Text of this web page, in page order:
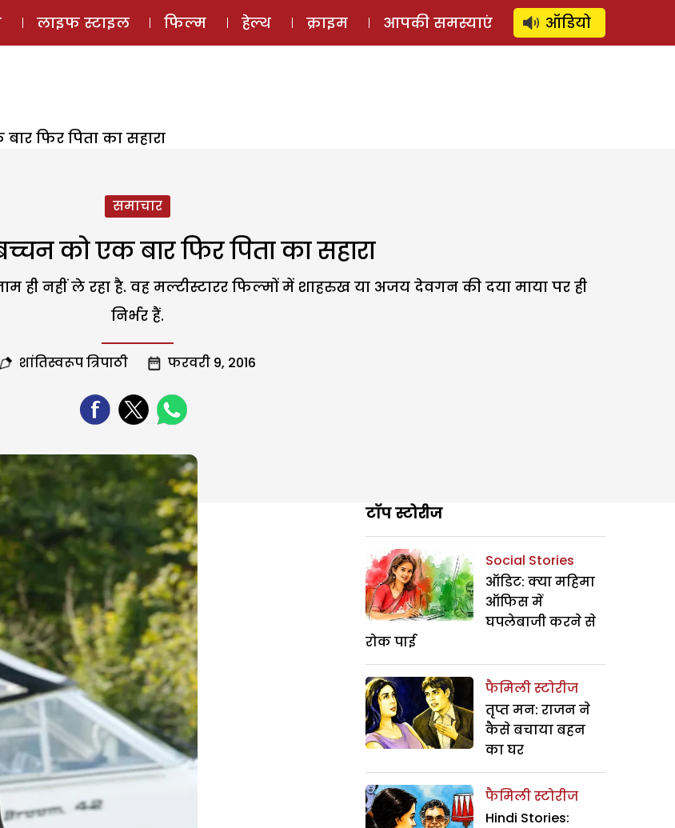
ई-मैगज़ीन ऑडियो स्टोरी लॉग इन ⚲ SUBSCRIBE
लाइफ स्टाइल फिल्म हेल्थ क्राइम आपकी समस्याएं ऑडियो
फिर पिता का सहारा
समाचार
को एक बार फिर पिता का सहारा
नहीं ले रहा है. वह मल्टीस्टारर फिल्मों में शाहरुख या अजय देवगन की दया माया पर ही
निर्भर हैं.
शांतिस्वरूप त्रिपाठी फरवरी 9, 2016
टॉप स्टोरीज
Social Stories
ऑडिट: क्या महिमा
ऑफिस में
घपलेबाजी करने से
रोक पाई
फैमिली स्टोरीज
तृप्त मन: राजन ने
कैसे बचाया बहन
का घर
फैमिली स्टोरीज
Hindi Stories: